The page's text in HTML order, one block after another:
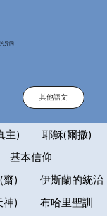
异同
其他語文
主)
耶穌(爾撒)
基本信仰
齋)
伊斯蘭的統治
神)
布哈里聖訓